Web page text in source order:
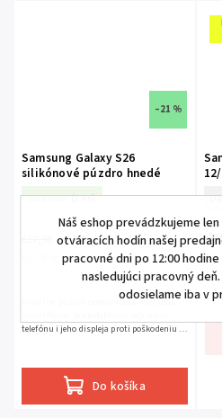
Náš eshop prevádzkujeme
otváracích hodín našej
pracovné dni po 12:00
nasledujúci pracovný
odosielame iba v
–21 %
Samsung Galaxy S26
silikónové púzdro hnedé
Skladom (1 ks)
€11,38 bez DPH
€14
Do košíka
Kvalitné púzdro ocenia všetci majitelia
telefónu i jeho displeja proti poškodeniu a
od